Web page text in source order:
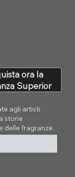
ora la
Superior
agli artisti
storie
delle fragranze.